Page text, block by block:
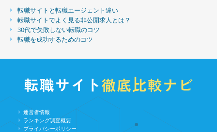
転職サイトと転職エージェント違い
転職サイトでよく見る非公開求人とは？
30代で失敗しない転職のコツ
転職を成功するためのコツ
運営者情報
ランキング調査概要
プライバシーポリシー